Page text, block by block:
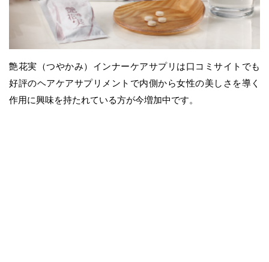
艶花実（つやかみ）インナーケアサプリは口コミサイトでも
好評のヘアケアサプリメントで内側から女性の美しさを導く
作用に興味を持たれている方が今増加中です。